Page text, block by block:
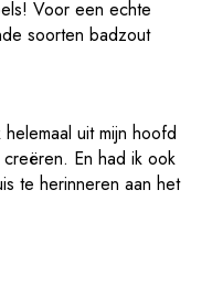
Voor een echte
soorten badzout
uit mijn hoofd
En had ik ook
te herinneren aan het